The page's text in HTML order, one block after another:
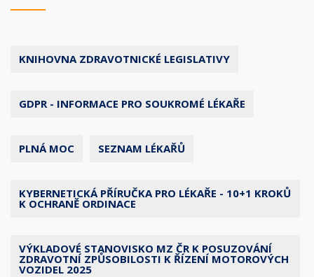
KNIHOVNA ZDRAVOTNICKÉ LEGISLATIVY
GDPR - INFORMACE PRO SOUKROMÉ LÉKAŘE
PLNÁ MOC SEZNAM LÉKAŘŮ
KYBERNETICKÁ PŘÍRUČKA PRO LÉKAŘE - 10+1 KROKŮ
K OCHRANĚ ORDINACE
VÝKLADOVÉ STANOVISKO MZ ČR K POSUZOVÁNÍ
ZDRAVOTNÍ ZPŮSOBILOSTI K ŘÍZENÍ MOTOROVÝCH
VOZIDEL 2025